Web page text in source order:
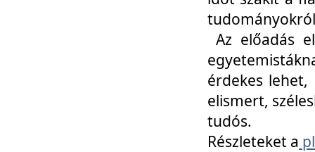
Az előadás
érdekes lehet,
elismert,
tudós.
Részleteket a